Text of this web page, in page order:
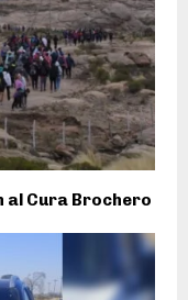
al Cura Brochero